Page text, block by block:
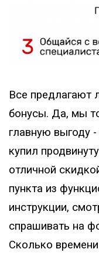
Все предлагают
бонусы. Да, мы
главную выгоду
купил
отличной
пункта из
инструкции,
спрашивать на
Сколько